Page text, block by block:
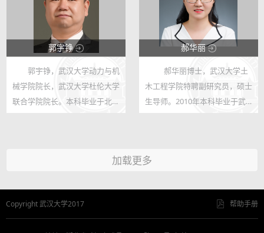
电、长江存...
郭宇铮
48058
87
郭宇铮，武汉大学动力与机
械学院院长，武汉大学杜伦大学
联合学院院长。本科毕业于北京
程系（导师英国皇家科学院与工
郝华丽
23998
30
郝华丽博士，武汉大学土
木工程学院特聘副研究员，硕士
生导师。2010年本科毕业于武
2016年博士就读于香港城市大
加载更多
Copyright 武汉大学2017 帮助手册